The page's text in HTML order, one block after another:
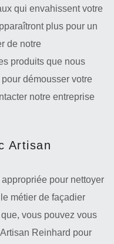
qui envahissent votre
plus pour un
de notre
produits que nous
démousser votre
notre entreprise
Artisan
pour nettoyer
métier de façadier
vous pouvez vous
Reinhard pour